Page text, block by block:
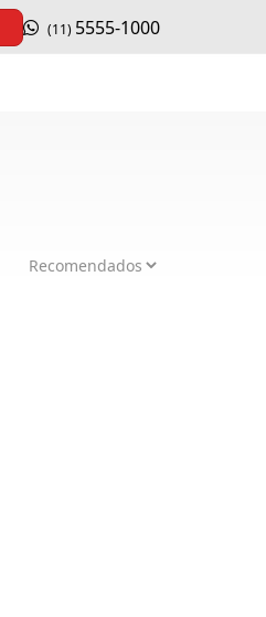
(11) 5555-1000